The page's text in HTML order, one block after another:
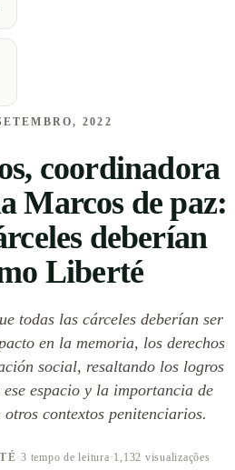
2022
coordinadora
Marcos de paz:
deberían
Liberté
todas las cárceles deberían ser
en la memoria, los derechos
social, resaltando los logros
espacio y la importancia de
contextos penitenciarios.
·3 tempo de leitura·1,132 visualizações